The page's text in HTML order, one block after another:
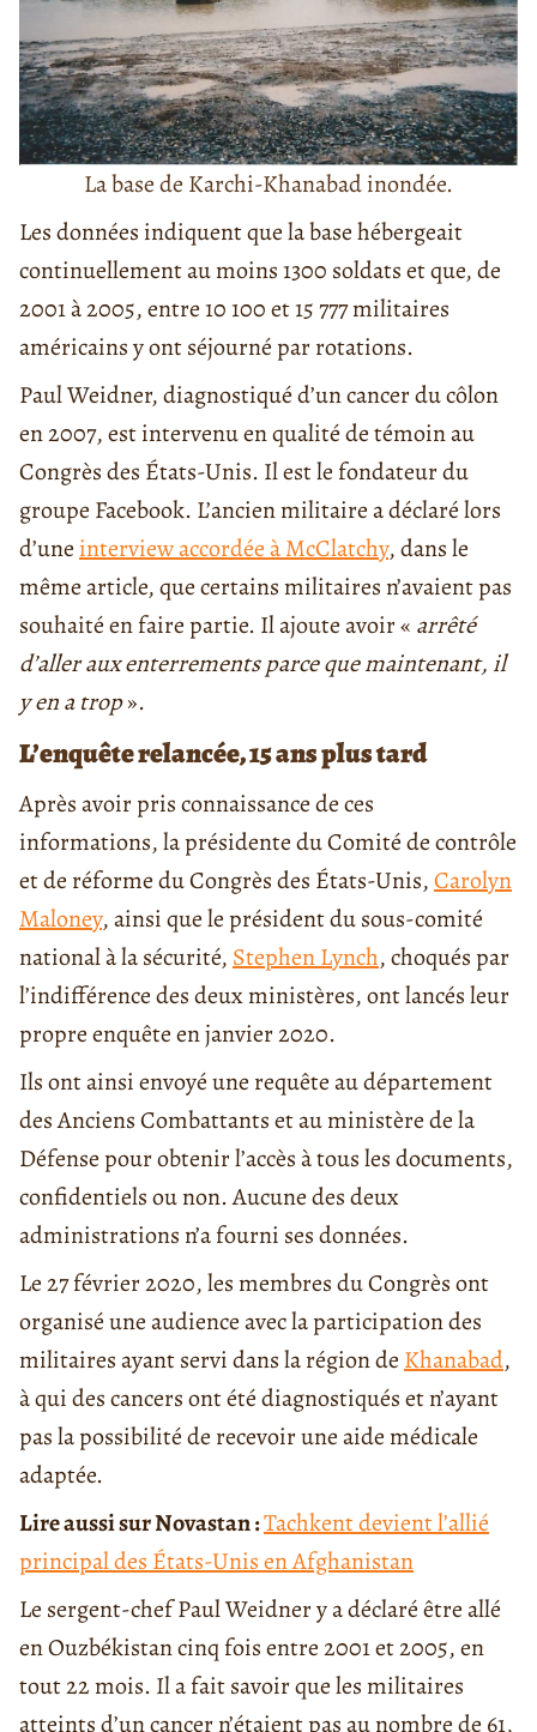
La base de Karchi-Khanabad inondée.
Les données indiquent que la base hébergeait
continuellement au moins 1300 soldats et que, de
2001 à 2005, entre 10 100 et 15 777 militaires
américains y ont séjourné par rotations.
Paul Weidner, diagnostiqué d’un cancer du côlon
en 2007, est intervenu en qualité de témoin au
Congrès des États-Unis. Il est le fondateur du
groupe Facebook. L’ancien militaire a déclaré lors
d’une interview accordée à McClatchy, dans le
même article, que certains militaires n’avaient pas
souhaité en faire partie. Il ajoute avoir « arrêté
d’aller aux enterrements parce que maintenant, il
y en a trop».
L’enquête relancée, 15 ans plus tard
Après avoir pris connaissance de ces
informations, la présidente du Comité de contrôle
et de réforme du Congrès des États-Unis,Carolyn
Maloney, ainsi que le président du sous-comité
national à la sécurité, Stephen Lynch, choqués par
l’indifférence des deux ministères, ont lancés leur
propre enquête en janvier 2020.
Ils ont ainsi envoyé une requête au département
des Anciens Combattants et au ministère de la
Défense pour obtenir l’accès à tous les documents,
confidentiels ou non. Aucune des deux
administrations n’a fourni ses données.
Le 27 février 2020, les membres du Congrès ont
organisé une audience avec la participation des
militaires ayant servi dans la région de Khanabad,
à qui des cancers ont été diagnostiqués et n’ayant
pas la possibilité de recevoir une aide médicale
adaptée.
Lire aussi sur Novastan :Tachkent devient l’allié
principal des États-Unis en Afghanistan
Le sergent-chef Paul Weidner y a déclaré être allé
en Ouzbékistan cinq fois entre 2001 et 2005, en
tout 22 mois. Il a fait savoir que les militaires
atteints d’un cancer n’étaient pas au nombre de 61,